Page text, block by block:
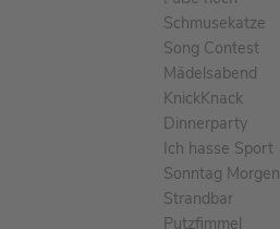
Schmusekatze
Song Contest
Mädelsabend
KnickKnack
Dinnerparty
Ich hasse Sport
Sonntag Morgen
Strandbar
Putzfimmel